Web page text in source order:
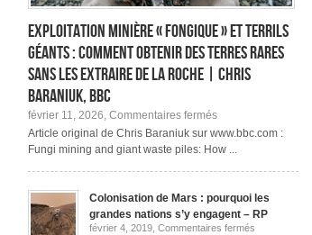
Exploitation minière « fongique » et terrils
géants : comment obtenir des terres rares
sans les extraire de la roche | Chris
Baraniuk, BBC
février 11, 2026, Commentaires ferméssur
Exploitation
minière
« fongique »
comment
obtenir
des
Article original de Chris Baraniuk sur www.bbc.com :
Fungi mining and giant waste piles: How ...
Colonisation de Mars : pourquoi les
grandes nations s’y engagent – RP
février 4, 2019, Commentaires fermés